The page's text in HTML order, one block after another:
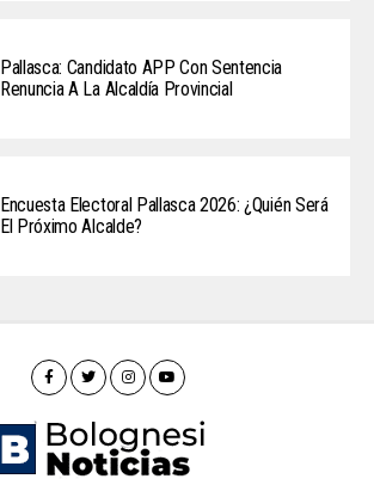
Pallasca: Candidato APP Con Sentencia
Renuncia A La Alcaldía Provincial
Encuesta Electoral Pallasca 2026: ¿Quién Será
El Próximo Alcalde?